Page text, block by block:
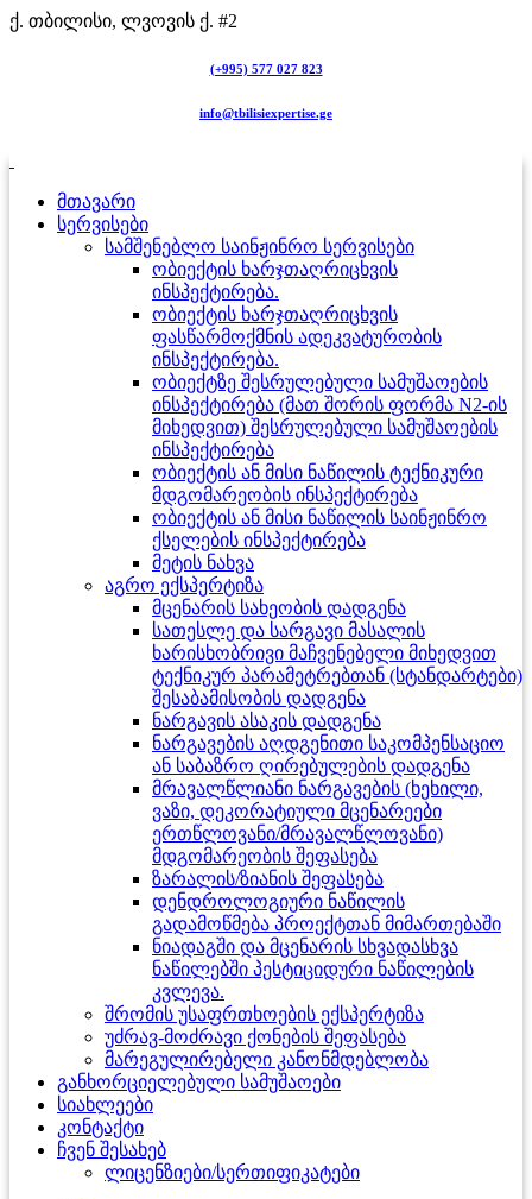
ქ. თბილისი, ლვოვის ქ. #2
(+995) 577 027 823
info@tbilisiexpertise.ge
მთავარი
სერვისები
სამშენებლო საინჟინრო სერვისები
ობიექტის ხარჯთაღრიცხვის
ინსპექტირება.
ობიექტის ხარჯთაღრიცხვის
ფასწარმოქმნის ადეკვატურობის
ინსპექტირება.
ობიექტზე შესრულებული სამუშაოების
ინსპექტირება (მათ შორის ფორმა N2-ის
მიხედვით) შესრულებული სამუშაოების
ინსპექტირება
ობიექტის ან მისი ნაწილის ტექნიკური
მდგომარეობის ინსპექტირება
ობიექტის ან მისი ნაწილის საინჟინრო
ქსელების ინსპექტირება
მეტის ნახვა
აგრო ექსპერტიზა
მცენარის სახეობის დადგენა
სათესლე და სარგავი მასალის
ხარისხობრივი მაჩვენებელი მიხედვით
ტექნიკურ პარამეტრებთან (სტანდარტები)
შესაბამისობის დადგენა
ნარგავის ასაკის დადგენა
ნარგავების აღდგენითი საკომპენსაციო
ან საბაზრო ღირებულების დადგენა
მრავალწლიანი ნარგავების (ხეხილი,
ვაზი, დეკორატიული მცენარეები
ერთწლოვანი/მრავალწლოვანი)
მდგომარეობის შეფასება
ზარალის/ზიანის შეფასება
დენდროლოგიური ნაწილის
გადამოწმება პროექტთან მიმართებაში
ნიადაგში და მცენარის სხვადასხვა
ნაწილებში პესტიციდური ნაწილების
კვლევა.
შრომის უსაფრთხოების ექსპერტიზა
უძრავ-მოძრავი ქონების შეფასება
მარეგულირებელი კანონმდებლობა
განხორციელებული სამუშაოები
სიახლეები
კონტაქტი
ჩვენ შესახებ
ლიცენზიები/სერთიფიკატები